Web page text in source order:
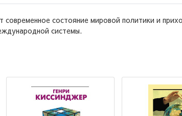
состояние мировой политики и
системы.